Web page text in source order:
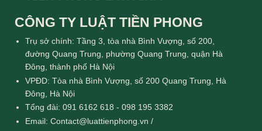
CÔNG TY LUẬT TIỀN PHONG
Trụ sở chính: Tầng 3, tòa nhà Bình Vượng, số 200,
đường Quang Trung, phường Quang Trung, quận Hà
Đông, thành phố Hà Nội
VPĐD: Tòa nhà Bình Vượng, số 200 Quang Trung, Hà
Đông, Hà Nội
Tổng đài: 091 6162 618 - 098 195 3382
Email: Contact@luattienphong.vn /